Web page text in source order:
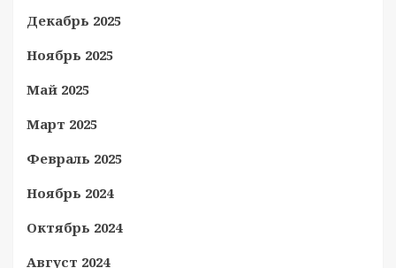
Декабрь 2025
Ноябрь 2025
Май 2025
Март 2025
Февраль 2025
Ноябрь 2024
Октябрь 2024
Август 2024